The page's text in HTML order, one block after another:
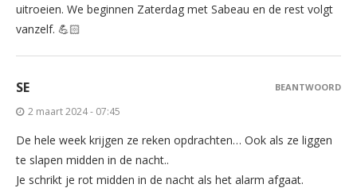
uitroeien. We beginnen Zaterdag met Sabeau en de rest volgt
vanzelf. 💪🏻
SE
2 maart 2024 - 07:45
De hele week krijgen ze reken opdrachten… Ook als ze liggen
te slapen midden in de nacht..
Je schrikt je rot midden in de nacht als het alarm afgaat.
BEANTWOORD